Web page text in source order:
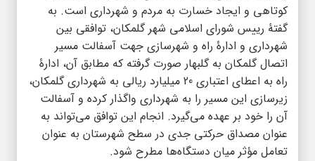
کوتاهی و ایجاد خسارت به مردم و شهرداری است. به
گفتۀ رییس شورای اسلامی شهر گلمکان، توافقی بین
شهرداری و ادارۀ راه و شهرسازی جهت آسفالت مسیر
اتصال گلمکان به گلبهار صورت گرفته که مطابق آن، ادارۀ
راه به اعطای اعتباری 20 میلیارد ریالی به شهرداری گلمکان،
زیرسازی این مسیر را به شهرداری واگذار کرده و آسفالت
آن را خود بر عهده می‌گیرد. انجام این توافق می‌تواند به
عنوان مصداق حرکتی جدی در سطح شهرستان به عنوان
تعامل مؤثر میان دستگاه‌ها مطرح شود.